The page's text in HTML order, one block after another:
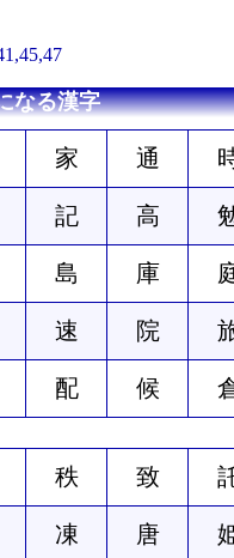
なる漢字
家 通
記 高
島 庫
速 院
配 候
秩 致
凍 唐